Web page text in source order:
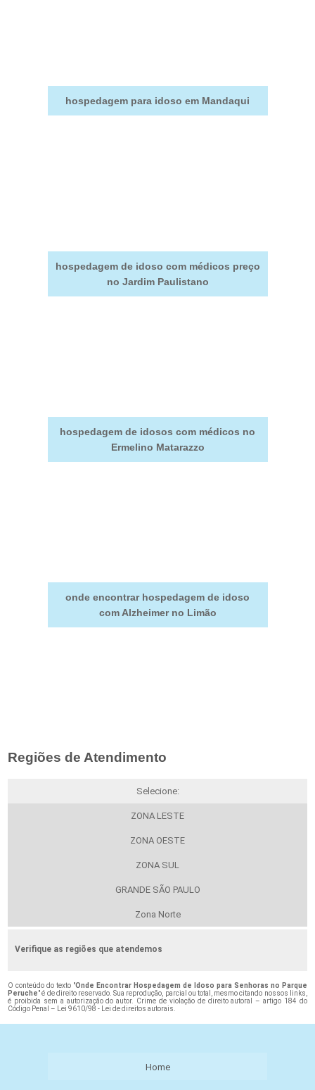
hospedagem para idoso em Mandaqui
hospedagem de idoso com médicos preço
no Jardim Paulistano
hospedagem de idosos com médicos no
Ermelino Matarazzo
onde encontrar hospedagem de idoso
com Alzheimer no Limão
Regiões de Atendimento
Selecione:
ZONA LESTE
ZONA OESTE
ZONA SUL
GRANDE SÃO PAULO
Zona Norte
Verifique as regiões que atendemos
O conteúdo do texto "Onde Encontrar Hospedagem de Idoso para Senhoras no Parque
Peruche" é de direito reservado. Sua reprodução, parcial ou total, mesmo citando nossos links,
é proibida sem a autorização do autor. Crime de violação de direito autoral – artigo 184 do
Código Penal –
Lei 9610/98 - Lei de direitos autorais
Home